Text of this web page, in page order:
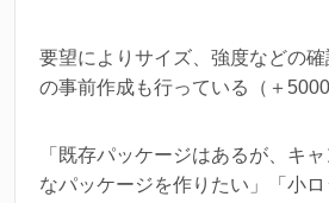
要望によりサイズ、強度などの
の事前作成も行っている（＋5000
「既存パッケージはあるが、キ
なパッケージを作りたい」「小